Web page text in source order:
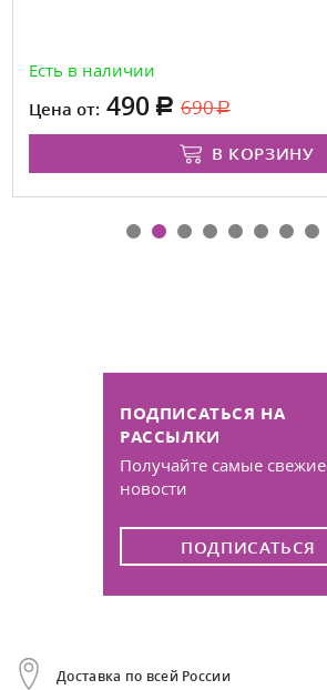
Есть в наличии
Цена от: 490 690
В КОРЗИНУ
ПОДПИСАТЬСЯ НА
РАССЫЛКИ
Получайте самые свежие
новости
ПОДПИСАТЬСЯ
Доставка по всей России